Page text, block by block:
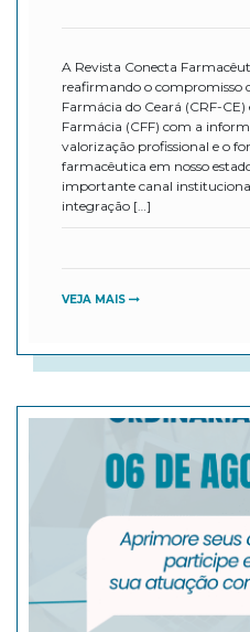
A Revista Conecta
reafirmando o compromisso
Farmácia do Ceará (CRF-CE)
Farmácia (CFF) com a
valorização profissional e o
farmacêutica em nosso
importante canal
integração […]
VEJA MAIS